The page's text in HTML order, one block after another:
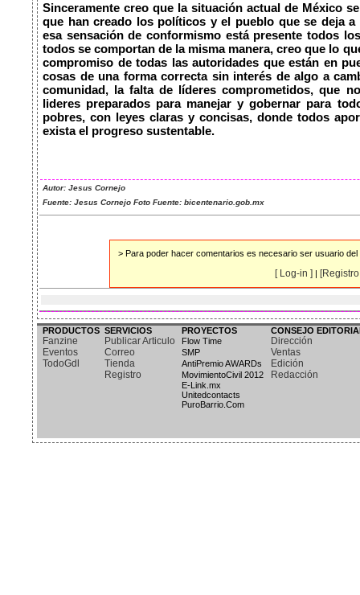
Sinceramente creo que la situación actual de México
que han creado los políticos y el pueblo que se deja
esa sensación de conformismo está presente todos
todos se comportan de la misma manera, creo que lo
compromiso de todas las autoridades que están en
cosas de una forma correcta sin interés de algo a
comunidad, la falta de líderes comprometidos, que
lideres preparados para manejar y gobernar para
pobres, con leyes claras y concisas, donde todos
exista el progreso sustentable.
Autor: Jesus Cornejo
Fuente: Jesus Cornejo Foto Fuente: bicentenario.gob.mx
> Para poder hacer comentarios es necesario ser usuario del
[ Log-in ] |
PRODUCTOS SERVICIOS PROYECTOS CONSEJO
Fanzine Publicar Articulo Flow Time
Dirección
Eventos
Correo SMP
Ventas
TodoGdl
Tienda AntiPremio AWARDs
Edición
Registro
MovimientoCivil 2012 Redacción
E-Link.mx
Unitedcontacts
PuroBarrio.Com